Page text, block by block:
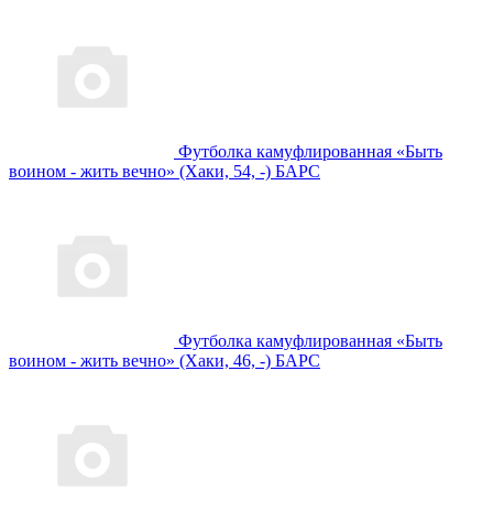
Футболка камуфлированная «Быть
воином - жить вечно» (Хаки, 54, -) БАРС
Футболка камуфлированная «Быть
воином - жить вечно» (Хаки, 46, -) БАРС